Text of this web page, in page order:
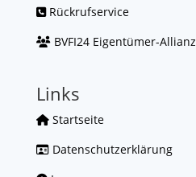
Rückrufservice
BVFI24 Eigentümer-Allianz
Links
Startseite
Datenschutzerklärung